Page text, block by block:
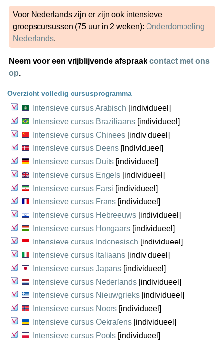
Voor Nederlands zijn er zijn ook intensieve
groepscursussen (75 uur in 2 weken): Onderdompeling
Nederlands.
Neem voor een vrijblijvende afspraak contact met ons
op.
Overzicht volledig cursusprogramma
Intensieve cursus Arabisch [individueel]
Intensieve cursus Braziliaans [individueel]
Intensieve cursus Chinees [individueel]
Intensieve cursus Deens [individueel]
Intensieve cursus Duits [individueel]
Intensieve cursus Engels [individueel]
Intensieve cursus Farsi [individueel]
Intensieve cursus Frans [individueel]
Intensieve cursus Hebreeuws [individueel]
Intensieve cursus Hongaars [individueel]
Intensieve cursus Indonesisch [individueel]
Intensieve cursus Italiaans [individueel]
Intensieve cursus Japans [individueel]
Intensieve cursus Nederlands [individueel]
Intensieve cursus Nieuwgrieks [individueel]
Intensieve cursus Noors [individueel]
Intensieve cursus Oekraïens [individueel]
Intensieve cursus Pools [individueel]